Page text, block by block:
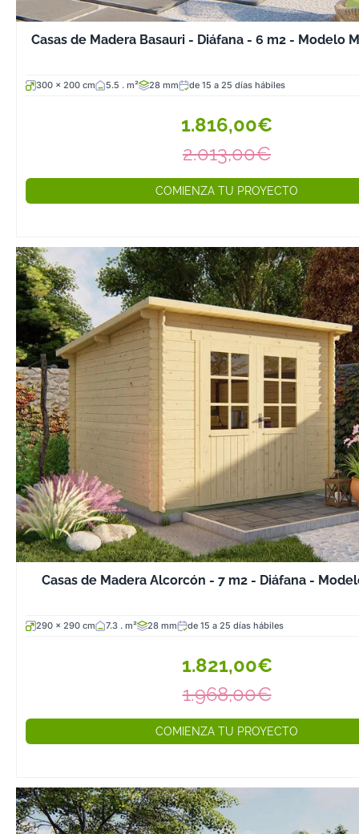
Casas de Madera Basauri - Diáfana - 6 m2 - Modelo
300 x 200 cm 5.5 . m² 28 mm de 15 a 25 días hábiles
1.816,00€
2.013,00€
COMIENZA TU PROYECTO
Casas de Madera Alcorcón - 7 m2 - Diáfana -
290 x 290 cm 7.3 . m² 28 mm de 15 a 25 días hábiles
1.821,00€
1.968,00€
COMIENZA TU PROYECTO